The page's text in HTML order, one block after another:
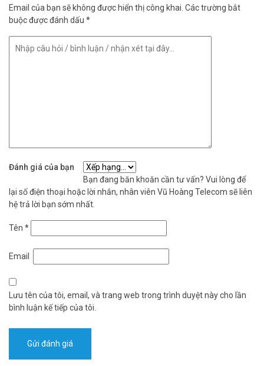
Email của bạn sẽ không được hiển thị công khai. Các trường bắt
buộc được đánh dấu *
Đánh giá của bạn
Bạn đang băn khoăn cần tư vấn? Vui lòng để
lại số điện thoại hoặc lời nhắn, nhân viên Vũ Hoàng Telecom sẽ liên
hệ trả lời bạn sớm nhất.
Tên *
Email
Lưu tên của tôi, email, và trang web trong trình duyệt này cho lần
bình luận kế tiếp của tôi.